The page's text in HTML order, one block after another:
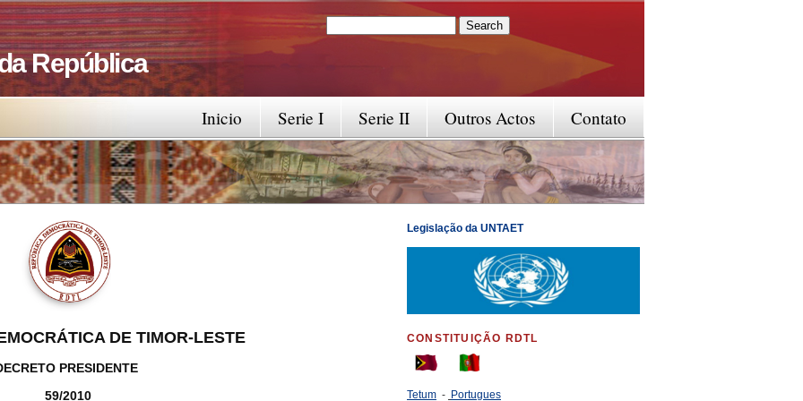
República
Search form
Contato
Outros Actos
Serie II
Serie I
Inicio
DE TIMOR-LESTE
PRESIDENTE
59/2010
Legislação da UNTAET
CONSTITUIÇÃO RDTL
Tetum - Portugues